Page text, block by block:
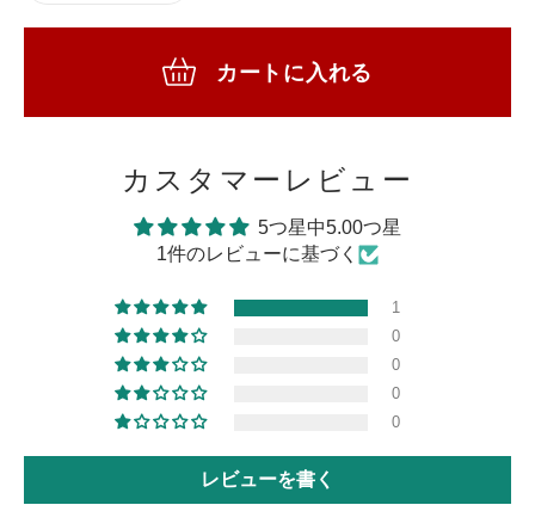
カートに入れる
カスタマーレビュー
5つ星中5.00つ星
1件のレビューに基づく
1
0
0
0
0
レビューを書く